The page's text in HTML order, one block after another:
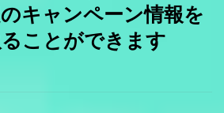
キャンペーン情報を
ことができます